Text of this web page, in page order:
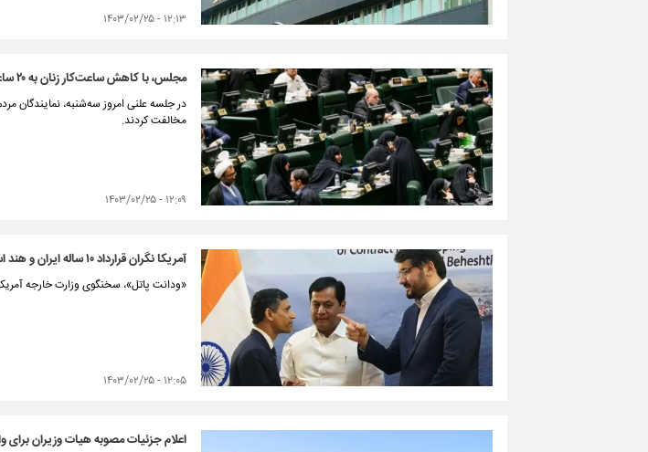
۱۲:۱۳ - ۱۴۰۳/۰۲/۲۵
مجلس، با کاهش ساعت‌کار زنان به ۲۰ ساعت در هفته، موافقت نکرد
مخالفت کردند.
۱۲:۰۹ - ۱۴۰۳/۰۲/۲۵
آمریکا نگران قرارداد ۱۰ ساله ایران و هند است
«ودانت پاتل»، سخنگوی وزارت خارجه آمریکا، از امضای یک قرارداد ۱۰‌ساله میان ایران و
۱۲:۰۵ - ۱۴۰۳/۰۲/۲۵
اعلام جزئیات مصوبه هیات وزیران برای واردات ۲ هزار